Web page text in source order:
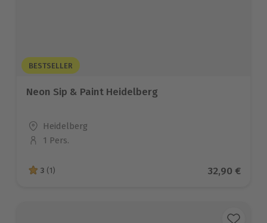
BESTSELLER
Neon Sip & Paint Heidelberg
Standort
Heidelberg
Anzahl der Teilnehmer
1 Pers.
3 von 5 Sternen basierend auf 1 Bewertungen
3 (1) Aktueller
32,90 €